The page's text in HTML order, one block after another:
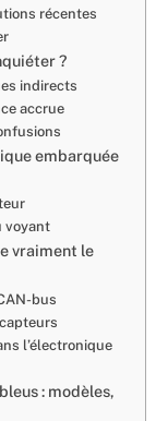
récentes
?
indirects
accrue
embarquée
voyant
vraiment le
bus
l’électronique
: modèles,